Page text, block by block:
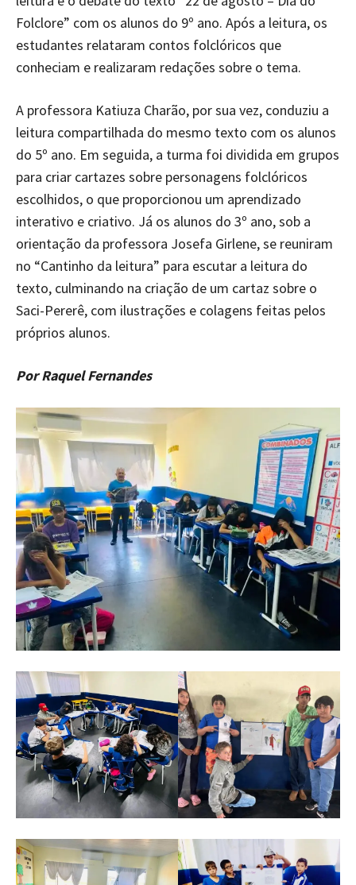
Folclore” com os alunos do 9º ano. Após a leitura, os
estudantes relataram contos folclóricos que
conheciam e realizaram redações sobre o tema.
A professora Katiuza Charão, por sua vez, conduziu a
leitura compartilhada do mesmo texto com os alunos
do 5º ano. Em seguida, a turma foi dividida em grupos
para criar cartazes sobre personagens folclóricos
escolhidos, o que proporcionou um aprendizado
interativo e criativo. Já os alunos do 3º ano, sob a
orientação da professora Josefa Girlene, se reuniram
no “Cantinho da leitura” para escutar a leitura do
texto, culminando na criação de um cartaz sobre o
Saci-Pererê, com ilustrações e colagens feitas pelos
próprios alunos.
Por Raquel Fernandes